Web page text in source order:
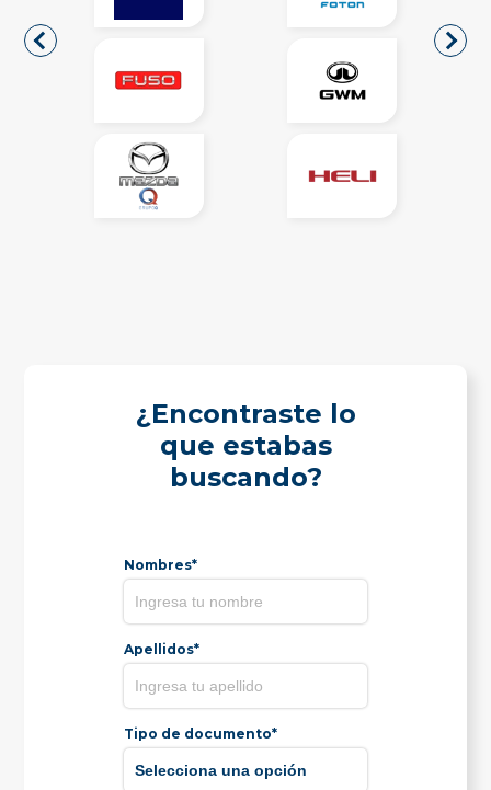
¿Encontraste lo
que estabas
buscando?
Nombres*
Apellidos*
Tipo de documento*